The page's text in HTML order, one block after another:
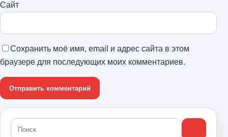
Сайт
Сохранить моё имя, email и адрес сайта в этом
браузере для последующих моих комментариев.